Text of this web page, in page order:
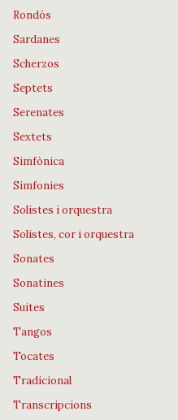
Rondós
Sardanes
Scherzos
Septets
Serenates
Sextets
Simfònica
Simfonies
Solistes i orquestra
Solistes, cor i orquestra
Sonates
Sonatines
Suites
Tangos
Tocates
Tradicional
Transcripcions